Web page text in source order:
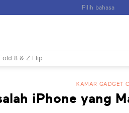
8 & Z Flip
KAMAR GADGET
iPhone yang